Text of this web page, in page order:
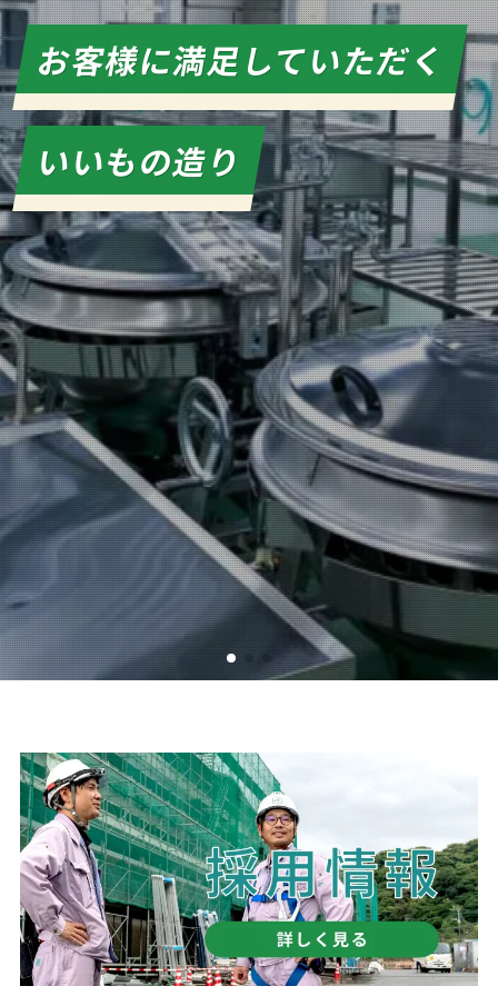
お客様に満足していただく
いいもの造り
お客様に満足していただく
いいもの造り
お客様に満足していただく
いいもの造り
お客様に満足していただく
いいもの造り
お客様に満足していただく
いいもの造り